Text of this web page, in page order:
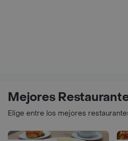
Mejores
Elige entre los mejores